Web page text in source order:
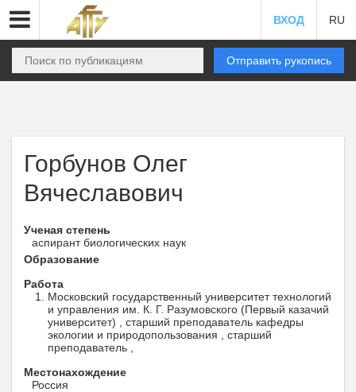
ВХОД RU
Отправить рукопись
Горбунов Олег
Вячеславович
Ученая степень
аспирант биологических наук
Образование
Работа
Московский государственный университет технологий
и управления им. К. Г. Разумовского (Первый казачий
университет) , cтарший преподаватель кафедры
экологии и природопользования , старший
преподаватель ,
Местонахождение
Россия